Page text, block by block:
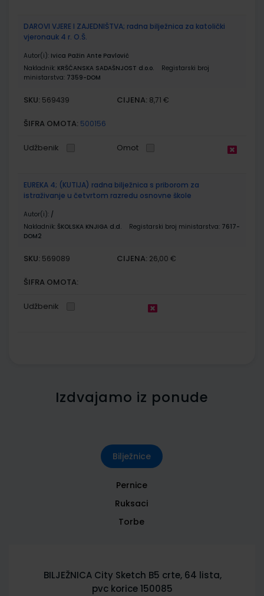
DAROVI VJERE I ZAJEDNIŠTVA; radna bilježnica za katolički
vjeronauk 4 r. O.Š.
Autor(i): Ivica Pažin Ante Pavlović
Nakladnik: KRŠĆANSKA SADAŠNJOST d.o.o.
Registarski broj
ministarstva: 7359-DOM
SKU: 569439 CIJENA: 8,71 €
ŠIFRA OMOTA: 500156
Udžbenik Omot
EUREKA 4; (KUTIJA) radna bilježnica s priborom za
istraživanje u četvrtom razredu osnovne škole
Autor(i): /
Nakladnik: ŠKOLSKA KNJIGA d.d. Registarski broj ministarstva: 7617-
DOM2
SKU: 569089 CIJENA: 26,00 €
ŠIFRA OMOTA:
Udžbenik
Izdvajamo iz ponude
Bilježnice
Pernice
Ruksaci
Torbe
BILJEŽNICA City Sketch B5 crte, 64 lista,
pvc korice 150085